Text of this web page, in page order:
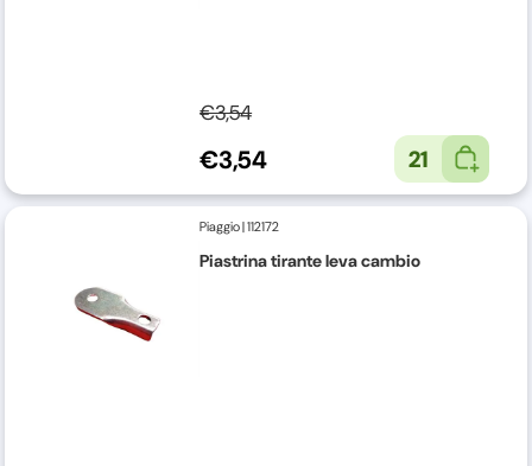
€3,54
€3,54 21
Piaggio|112172
Piastrina tirante leva cambio